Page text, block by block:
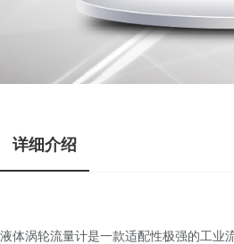
详细介绍
液体涡轮流量计是一款适配性极强的工业